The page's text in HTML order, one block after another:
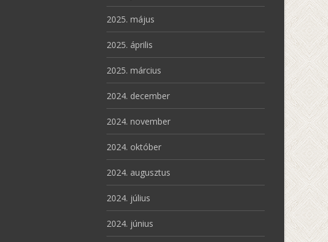
2025. május
2025. április
2025. március
2024. december
2024. november
2024. október
2024. augusztus
2024. július
2024. június